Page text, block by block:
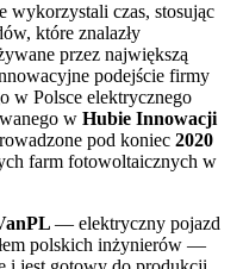
wykorzystali czas, stosując
które znalazły
przez największą
podejście firmy
w Polsce elektrycznego
w Hubie Innowacji
pod koniec 2020
farm fotowoltaicznych w
— elektryczny pojazd
polskich inżynierów —